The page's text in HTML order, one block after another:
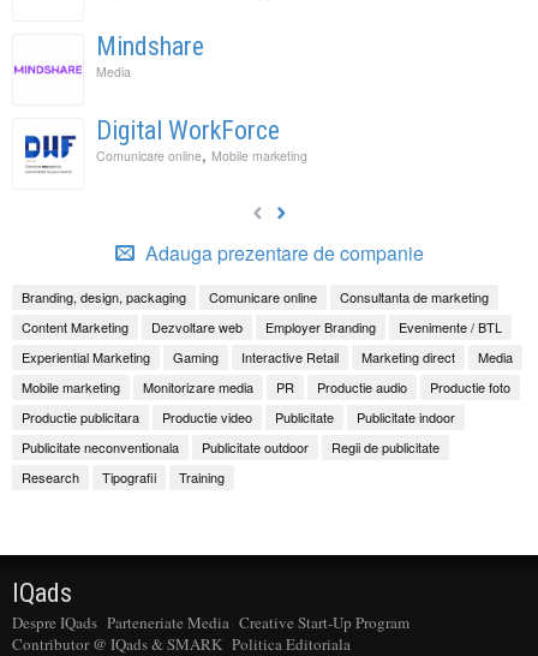
Mindshare
Media
Digital WorkForce
Comunicare online, Mobile marketing
Adauga prezentare de companie
Branding, design, packaging Comunicare online
Consultanta de marketing
Content Marketing
Dezvoltare web Employer Branding
Evenimente / BTL
Experiential Marketing
Gaming Interactive Retail Marketing direct
Media
Mobile marketing
Monitorizare media PR Productie audio
Productie foto
Productie publicitara
Productie video Publicitate
Publicitate indoor
Publicitate neconventionala
Publicitate outdoor
Regii de publicitate
Research
Tipografii Training
IQads
Despre IQads Parteneriate Media Creative Start-Up Program
Contributor @ IQads & SMARK Politica Editoriala